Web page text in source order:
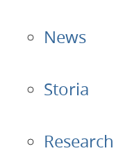
Applicazioni
Prodotti
News
Storia
Research